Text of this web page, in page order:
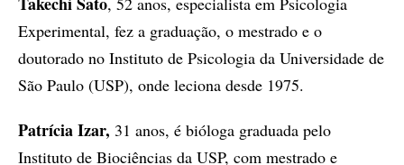
Experimental, fez a graduação, o mestrado e o
doutorado no Instituto de Psicologia da Universidade de
São Paulo (USP), onde leciona desde 1975.
Patrícia Izar, 31 anos, é bióloga graduada pelo
Instituto de Biociências da USP, com mestrado e